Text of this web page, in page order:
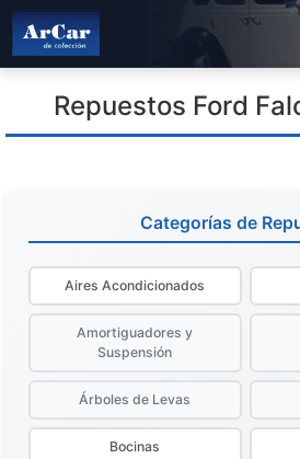
Repuestos Ford
Categorías de
Aires Acondicionados
Amortiguadores y
Suspensión
Árboles de Levas
Bocinas